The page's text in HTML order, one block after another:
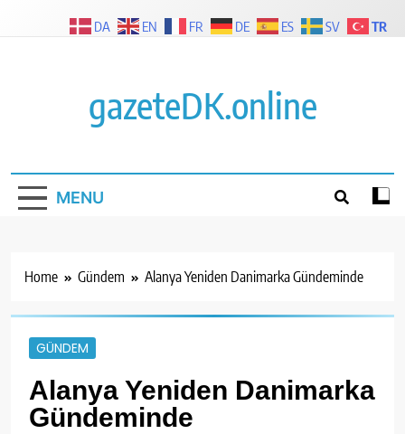
gazeteDK.online
MENU
Home Gündem Alanya Yeniden Danimarka Gündeminde
GÜNDEM
Alanya Yeniden Danimarka
Gündeminde
DA EN FR DE ES SV TR